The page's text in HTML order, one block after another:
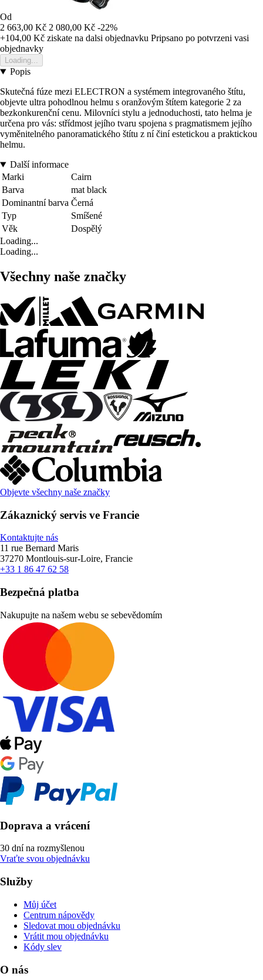
Od
2 663,00 Kč 2 080,00 Kč -22%
+104,00 Kč ziskate na dalsi objednavku Pripsano po potvrzeni vasi
objednavky
Loading...
Popis
Skutečná fúze mezi ELECTRON a systémem integrovaného štítu,
objevte ultra pohodlnou helmu s oranžovým štítem kategorie 2 za
bezkonkurenční cenu. Milovníci stylu a jednoduchosti, tato helma je
určena pro vás: střídmost jejího tvaru spojena s pragmatismem jejího
vyměnitelného panoramatického štítu z ní činí estetickou a praktickou
helmu.
Další informace
Marki
Cairn
Barva
mat black
Dominantní barva Černá
Typ
Smíšené
Věk
Dospělý
Loading...
Loading...
Všechny naše značky
Objevte všechny naše značky
Zákaznický servis ve Francie
Kontaktujte nás
11 rue Bernard Maris
37270 Montlouis-sur-Loire, Francie
+33 1 86 47 62 58
Bezpečná platba
Nakupujte na našem webu se sebevědomím
Doprava a vrácení
30 dní na rozmyšlenou
Vraťte svou objednávku
Služby
Můj účet
Centrum nápovědy
Sledovat mou objednávku
Vrátit mou objednávku
Kódy slev
O nás